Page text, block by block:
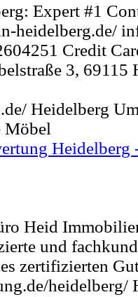
Expert #1
heidelberg.de/
Credit
3, 69115
Heidelberg
Möbel
Heidelberg
Heid
und
zertifizierten
heidelberg/